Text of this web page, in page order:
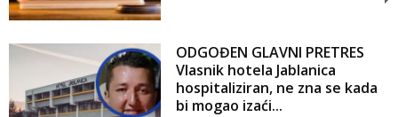
ODGOĐEN GLAVNI PRETRES
Vlasnik hotela Jablanica
hospitaliziran, ne zna se kada
bi mogao izaći...